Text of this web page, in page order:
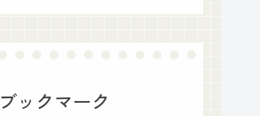
ブックマーク